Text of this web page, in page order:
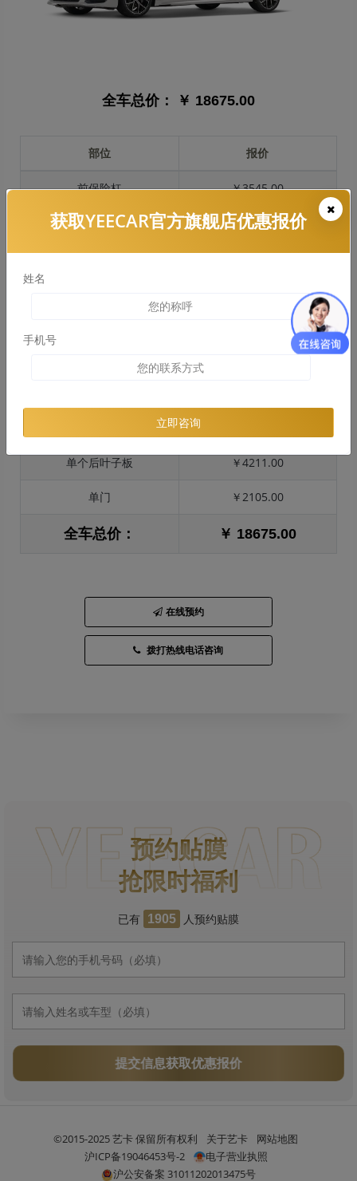
全车总价： ￥ 18675.00
部位 报价
前保险杠 ￥3545.00
引擎盖 ￥4435.00
左右两侧前叶子板 ￥3013.00
单个后叶子板 ￥4211.00
单门 ￥2105.00
全车总价： ￥ 18675.00
在线预约
拨打热线电话咨询
预约贴膜
抢限时福利
已有 1905 人预约贴膜
提交信息获取优惠报价
©2015-2025 艺卡 保留所有权利 关于艺卡
网站地图
沪ICP备19046453号-2
电子营业执照
沪公安备案 31011202013475号
获取YEECAR官方旗舰店优惠报价
姓名
手机号
立即咨询